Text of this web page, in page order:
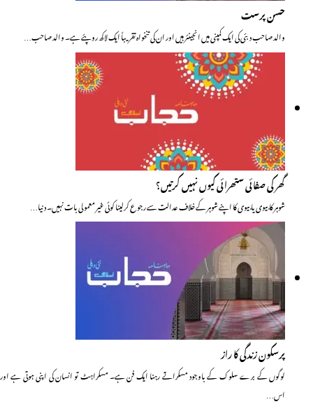
حسن پرست
والد صاحب دبئی کی ایک کمپنی میں انجینئر ہیں اور ان کی تنخواہ تقریباً ایک لاکھ روپئے ہے۔ والد صاحب…
گھر کی صفائی ستھرائی کیوں نہیں کرتیں؟
شوہر کا بیوی یا بیوی کا اپنے شوہر کے خلاف عدالت سے رجوع کرلینا کوئی غیر معمولی بات نہیں۔ دنیا…
پرسکون زندگی کا راز
لوگوں کے برے سلوک کے باوجود مسکراتے رہنا ایک فن ہے۔ مسکراہٹ تو انسان کی اپنی ہوتی ہے اور
اس…